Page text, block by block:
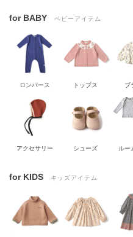
for BABY ベビーアイテム
ロンパース トップス ブ
アクセサリー シューズ ルー
for KIDS キッズアイテム